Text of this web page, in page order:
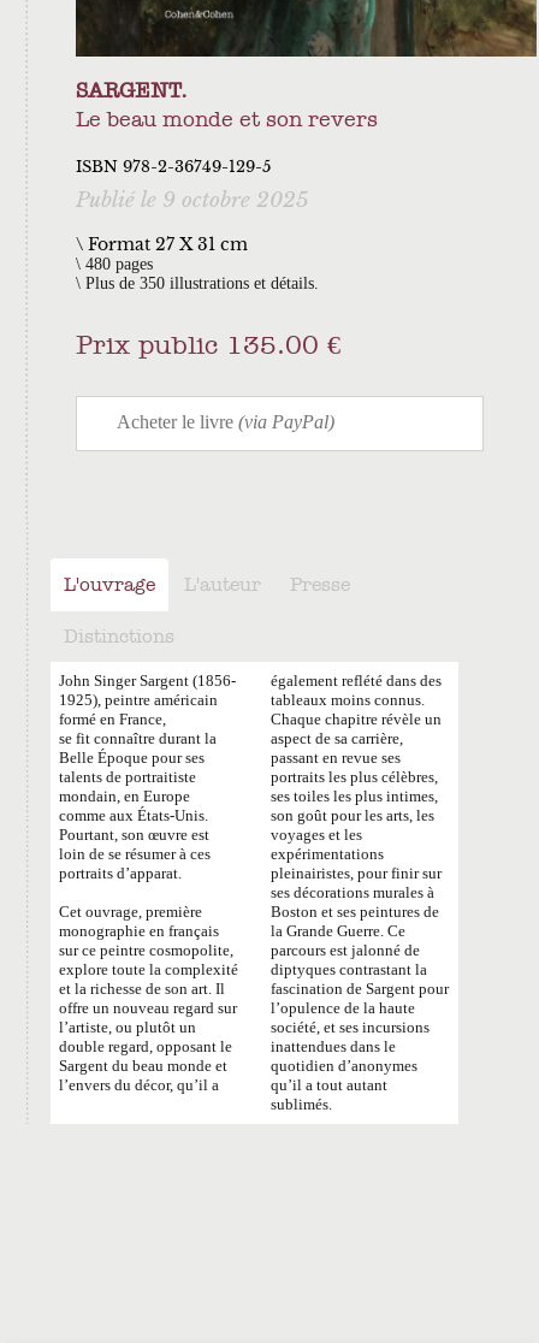
SARGENT.
Le beau monde et son revers
ISBN 978-2-36749-129-5
Publié le 9 octobre 2025
\ Format 27 X 31 cm
480 pages
Plus de 350 illustrations et détails.
Prix public 135.00 €
L'ouvrage L'auteur Presse
Distinctions
John Singer Sargent (1856-
1925), peintre américain
formé en France,
se fit connaître durant la
Belle Époque pour ses
talents de portraitiste
mondain, en Europe
comme aux États-Unis.
Pourtant, son œuvre est
loin de se résumer à ces
portraits d’apparat.
Cet ouvrage, première
monographie en français
sur ce peintre cosmopolite,
explore toute la complexité
et la richesse de son art. Il
offre un nouveau regard sur
l’artiste, ou plutôt un
double regard, opposant le
Sargent du beau monde et
l’envers du décor, qu’il a
également reflété dans des
tableaux moins connus.
Chaque chapitre révèle un
aspect de sa carrière,
passant en revue ses
portraits les plus célèbres,
ses toiles les plus intimes,
son goût pour les arts, les
voyages et les
expérimentations
pleinairistes, pour finir sur
ses décorations murales à
Boston et ses peintures de
la Grande Guerre. Ce
parcours est jalonné de
diptyques contrastant la
fascination de Sargent pour
l’opulence de la haute
société, et ses incursions
inattendues dans le
quotidien d’anonymes
qu’il a tout autant
sublimés.